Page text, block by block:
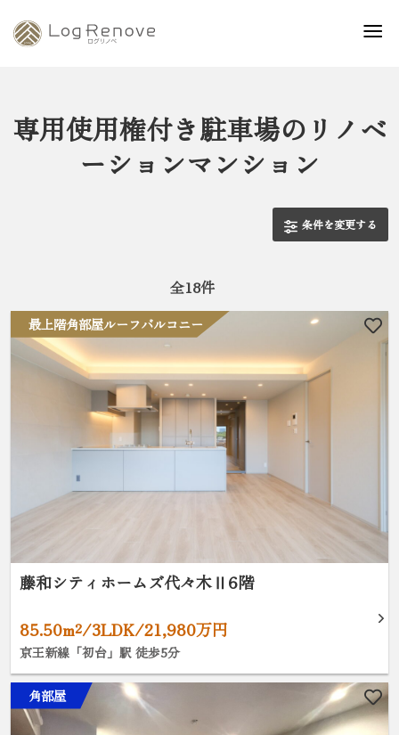
専用使用権付き駐車場のリノベ
ーションマンション
条件を変更する
全18件
最上階角部屋ルーフバルコニー
藤和シティホームズ代々木Ⅱ6階
85.50m²/3LDK/21,980万円
京王新線「初台」駅 徒歩5分
角部屋